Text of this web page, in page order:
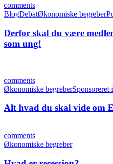
comments
BlogDebatØkonomiske begreber
Derfor skal du være
som ung!
comments
Økonomiske begreberSponsoreret
Alt hvad du skal vide om
comments
Økonomiske begreber